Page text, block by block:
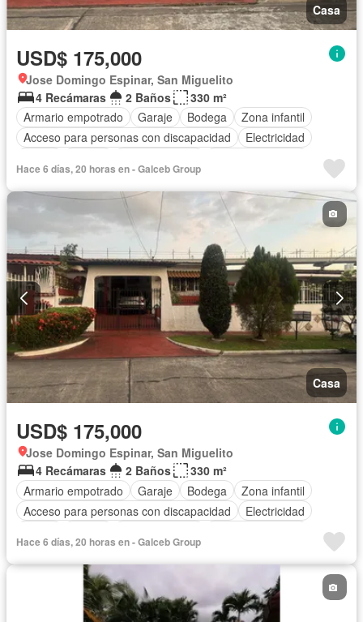
Casa
USD$ 175,000
Jose Domingo Espinar, San Miguelito
4 Recámaras
2 Baños
330 m²
Armario empotrado
Garaje Bodega
Zona infantil
Acceso para personas con discapacidad
Electricidad
Seguridad
Agua Patio
Hace 6 días, 20 horas en - Galceb Group
Casa
USD$ 175,000
Jose Domingo Espinar, San Miguelito
4 Recámaras
2 Baños
330 m²
Armario empotrado
Garaje Bodega
Zona infantil
Acceso para personas con discapacidad
Electricidad
Seguridad
Agua Patio
Hace 6 días, 20 horas en - Galceb Group